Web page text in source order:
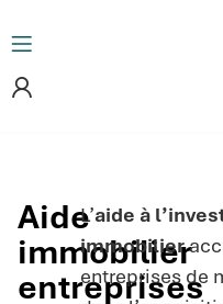
Aide
immobilier
entreprises
L’aide à
immobilier
entreprises de